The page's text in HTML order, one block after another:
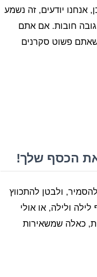
אנחנו יודעים, זה נשמע
גובה חובות. אם אתם
שאתם פשוט סקרנים
הכסף שלך!
ולבטן להתכווץ
ולילה, או אולי
כאלה שמשאירות